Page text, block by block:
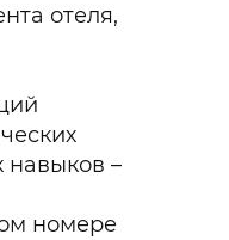
отеля,
навыков –
номере